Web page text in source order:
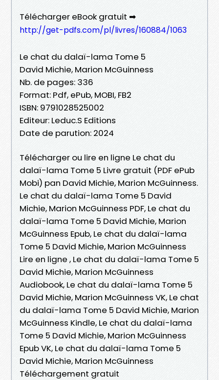
Télécharger eBook gratuit ➡
http://get-pdfs.com/pl/livres/160884/1063
Le chat du dalaï-lama Tome 5
David Michie, Marion McGuinness
Nb. de pages: 336
Format: Pdf, ePub, MOBI, FB2
ISBN: 9791028525002
Editeur: Leduc.S Editions
Date de parution: 2024
Télécharger ou lire en ligne Le chat du
dalaï-lama Tome 5 Livre gratuit (PDF ePub
Mobi) pan David Michie, Marion McGuinness.
Le chat du dalaï-lama Tome 5 David
Michie, Marion McGuinness PDF, Le chat du
dalaï-lama Tome 5 David Michie, Marion
McGuinness Epub, Le chat du dalaï-lama
Tome 5 David Michie, Marion McGuinness
Lire en ligne , Le chat du dalaï-lama Tome 5
David Michie, Marion McGuinness
Audiobook, Le chat du dalaï-lama Tome 5
David Michie, Marion McGuinness VK, Le chat
du dalaï-lama Tome 5 David Michie, Marion
McGuinness Kindle, Le chat du dalaï-lama
Tome 5 David Michie, Marion McGuinness
Epub VK, Le chat du dalaï-lama Tome 5
David Michie, Marion McGuinness
Téléchargement gratuit